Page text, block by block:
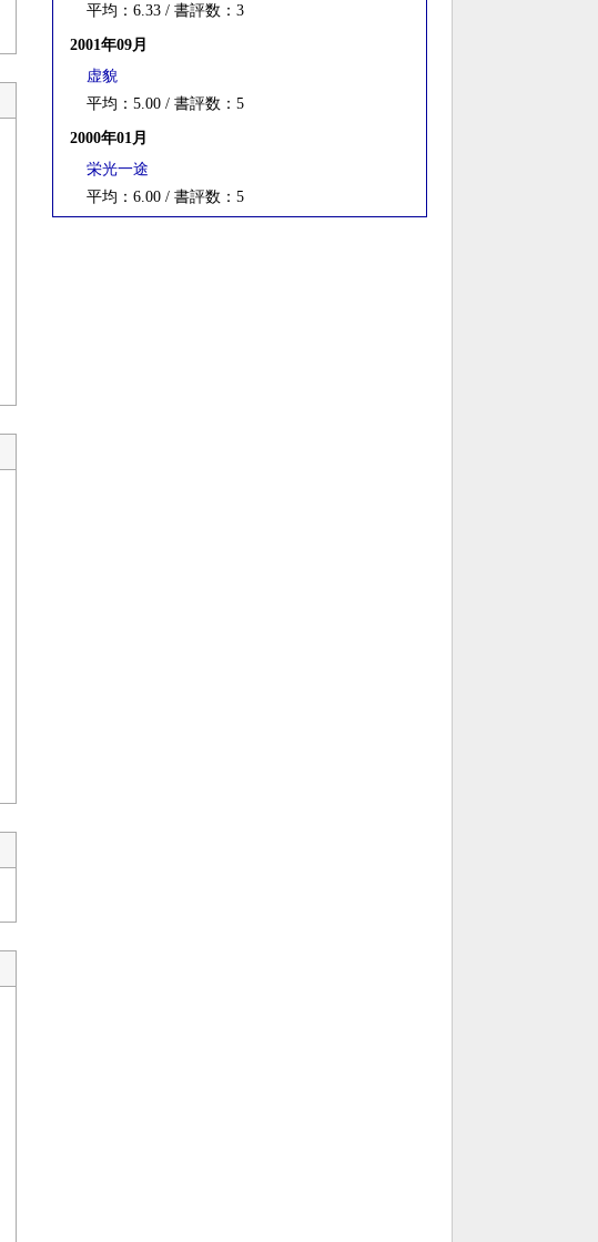
平均：6.33 / 書評数：3
2001年09月
虚貌
平均：5.00 / 書評数：5
2000年01月
栄光一途
平均：6.00 / 書評数：5